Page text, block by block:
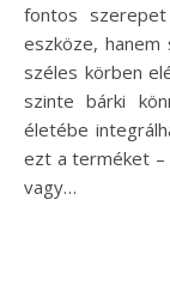
fontos
eszköze, hanem
széles körben
szinte bárki
életébe
ezt a terméket –
vagy…